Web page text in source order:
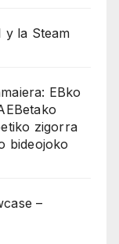
y la Steam
EBko
zigorra
bideojoko
–